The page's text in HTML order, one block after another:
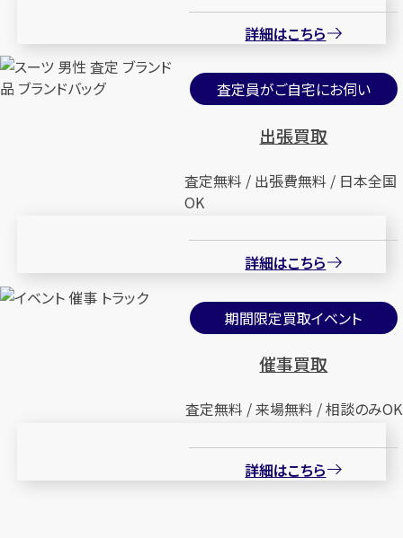
詳細はこちら
査定員がご自宅にお伺い
出張買取
査定無料 / 出張費無料 / 日本全国
OK
詳細はこちら
期間限定買取イベント
催事買取
査定無料 / 来場無料 / 相談のみOK
詳細はこちら